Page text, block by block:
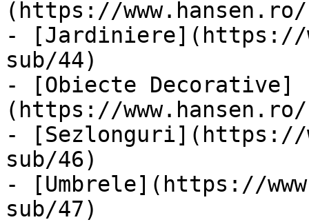
(https://
- [Jardiniere](https://
sub/44)
- [Obiecte Decorative]
(https://
- [Sezlonguri](https://
sub/46)
- [Umbrele](https://
sub/47)